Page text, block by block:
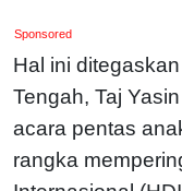
Sponsored
Hal ini
Tengah, Taj
acara pentas
rangka